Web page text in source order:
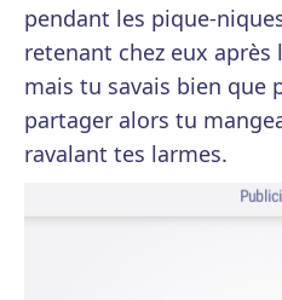
pendant les pique-
retenant chez eux après
mais tu savais bien que
partager alors tu
ravalant tes larmes.